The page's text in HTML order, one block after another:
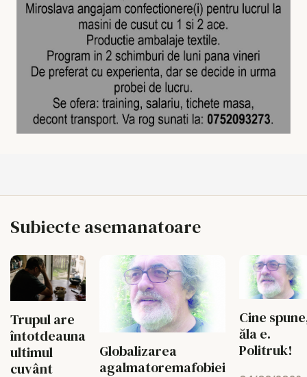
Subiecte asemanatoare
Trupul are
întotdeauna
ultimul
cuvânt
Globalizarea
agalmatoremafobiei
Cine
ăla e.
Politruk!